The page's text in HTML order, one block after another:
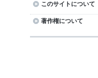
このサイトについて
著作権について